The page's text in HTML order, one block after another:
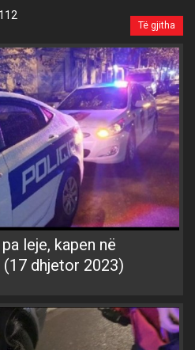
Të gjitha
leje, kapen në
dhjetor 2023)